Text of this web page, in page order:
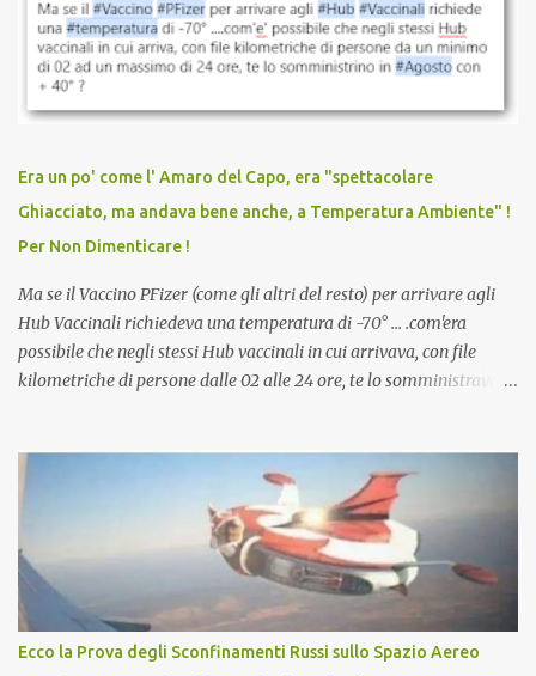
sconti, incentivi per vaccinarsi. Non avevamo mai visto
discriminazioni per coloro che non l’hanno fatto. Se non sei stato
vaccinato, nessuno aveva prima cercato di farti sentire una
persona cattiva. Non avevamo mai visto un vaccino che minacci le
vaccino usato per minacciare i mezzi di sussistenza, il lavoro o la
scuola. Non avevamo mai visto un vaccino che permettesse a un
dodicenne di ignorare il consenso dei genitori. Dopo tutti i vaccini
che abbiamo elencato sopra...
Era un po' come l' Amaro del Capo, era "spettacolare
Ghiacciato, ma andava bene anche, a Temperatura Ambiente" !
Per Non Dimenticare !
Ma se il Vaccino PFizer (come gli altri del resto) per arrivare agli
Hub Vaccinali richiedeva una temperatura di -70° ... .com'era
possibile che negli stessi Hub vaccinali in cui arrivava, con file
kilometriche di persone dalle 02 alle 24 ore, te lo somministravano
Vaccino come: l' Amaro del Capo, era "spettacolare Ghiacciato, ma
andava bene anche, a Temperatura Ambiente"! Riproponiamo
l'articolo per NON Dimenticare!
Ecco la Prova degli Sconfinamenti Russi sullo Spazio Aereo